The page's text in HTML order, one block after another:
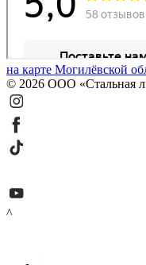
на карте Могилёвской
© 2026 ООО «Стальная
^